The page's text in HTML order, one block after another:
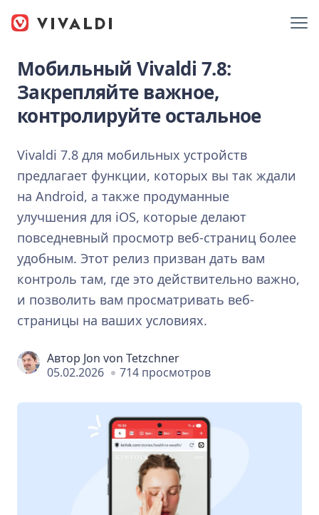
Мобильный Vivaldi 7.8:
Закрепляйте важное,
контролируйте остальное
Vivaldi 7.8 для мобильных устройств
предлагает функции, которых вы так ждали
на Android, а также продуманные
улучшения для iOS, которые делают
повседневный просмотр веб-страниц более
удобным. Этот релиз призван дать вам
контроль там, где это действительно важно,
и позволить вам просматривать веб-
страницы на ваших условиях.
Автор Jon von Tetzchner
05.02.2026
714 просмотров